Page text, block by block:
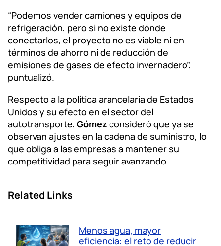
“Podemos vender camiones y equipos de
refrigeración, pero si no existe dónde
conectarlos, el proyecto no es viable ni en
términos de ahorro ni de reducción de
emisiones de gases de efecto invernadero”,
puntualizó.
Respecto a la política arancelaria de Estados
Unidos y su efecto en el sector del
autotransporte, Gómez consideró que ya se
observan ajustes en la cadena de suministro, lo
que obliga a las empresas a mantener su
competitividad para seguir avanzando.
Related Links
Menos agua, mayor
eficiencia: el reto de reducir